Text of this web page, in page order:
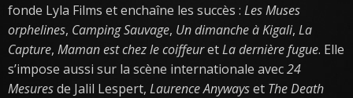
fonde Lyla Films et enchaîne les succès : Les Muses
orphelines, Camping Sauvage, Un dimanche à Kigali, La
Capture, Maman est chez le coiffeuretLa dernière fugue. Elle
s’impose aussi sur la scène internationale avec24
Mesuresde Jalil Lespert, Laurence Anywayset The Death